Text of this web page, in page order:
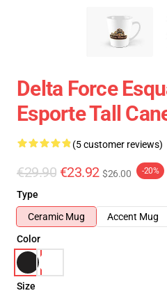
Delta Force
Esporte Tall
(5 customer reviews)
€29.90 €23.92 $26.00 -20%
Type
Ceramic Mug
Accent Mug
Color
Size